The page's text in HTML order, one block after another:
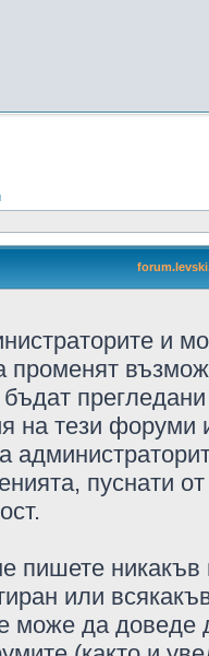
и
променят
на тези форуми
пуснати
пишете никакъв
или
може да доведе